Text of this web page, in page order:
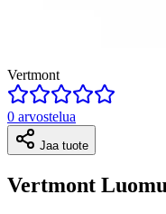
Vertmont
0 arvostelua
Jaa tuote
Vertmont